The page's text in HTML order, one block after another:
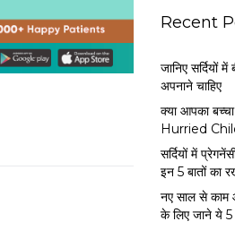
y
Recent
जानिए सर्दियों
अपनाने चाहिए
क्या आपका
Hurried
सर्द‍ियों में
इन 5 बातों का
नए साल से काम
के लिए जाने ये